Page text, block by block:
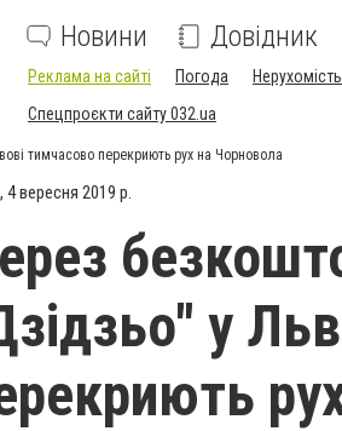
Новини Довідник
Реклама на сайті Погода Нерухомість
Спецпроєкти сайту 032.ua
тимчасово перекриють рух на Чорновола
4 вересня 2019 р.
у